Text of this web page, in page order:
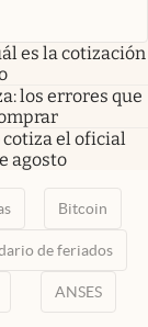
es la cotización
los errores que
cotiza el oficial
agosto
Bitcoin
de feriados
ANSES